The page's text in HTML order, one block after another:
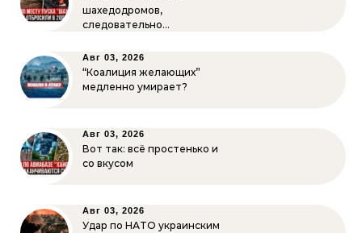
шахедодромов,
следовательно…
Авг 03, 2026
“Коалиция желающих”
медленно умирает?
Авг 03, 2026
Вот так: всё простенько и
со вкусом
Авг 03, 2026
Удар по НАТО украинским